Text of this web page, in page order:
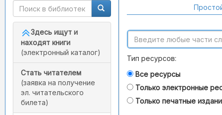
Здесь ищут и
находят книги
(электронный каталог)
Стать читателем
(заявка на получение
эл. читательского
билета)
Тип ресурсов:
Все ресурсы
Только электронные
Только печатные